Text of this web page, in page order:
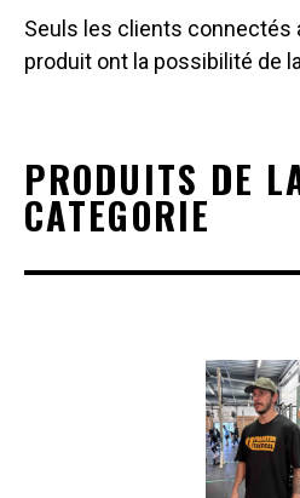
Seuls les clients connectés
produit ont la possibilité de
PRODUITS DE
CATEGORIE